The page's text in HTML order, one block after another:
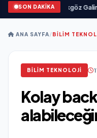
SON DAKİKA
•Ali Emre Açıkgöz
ANA SAYFA/BILIM
BILIM TEKNOLOJI
Kolay